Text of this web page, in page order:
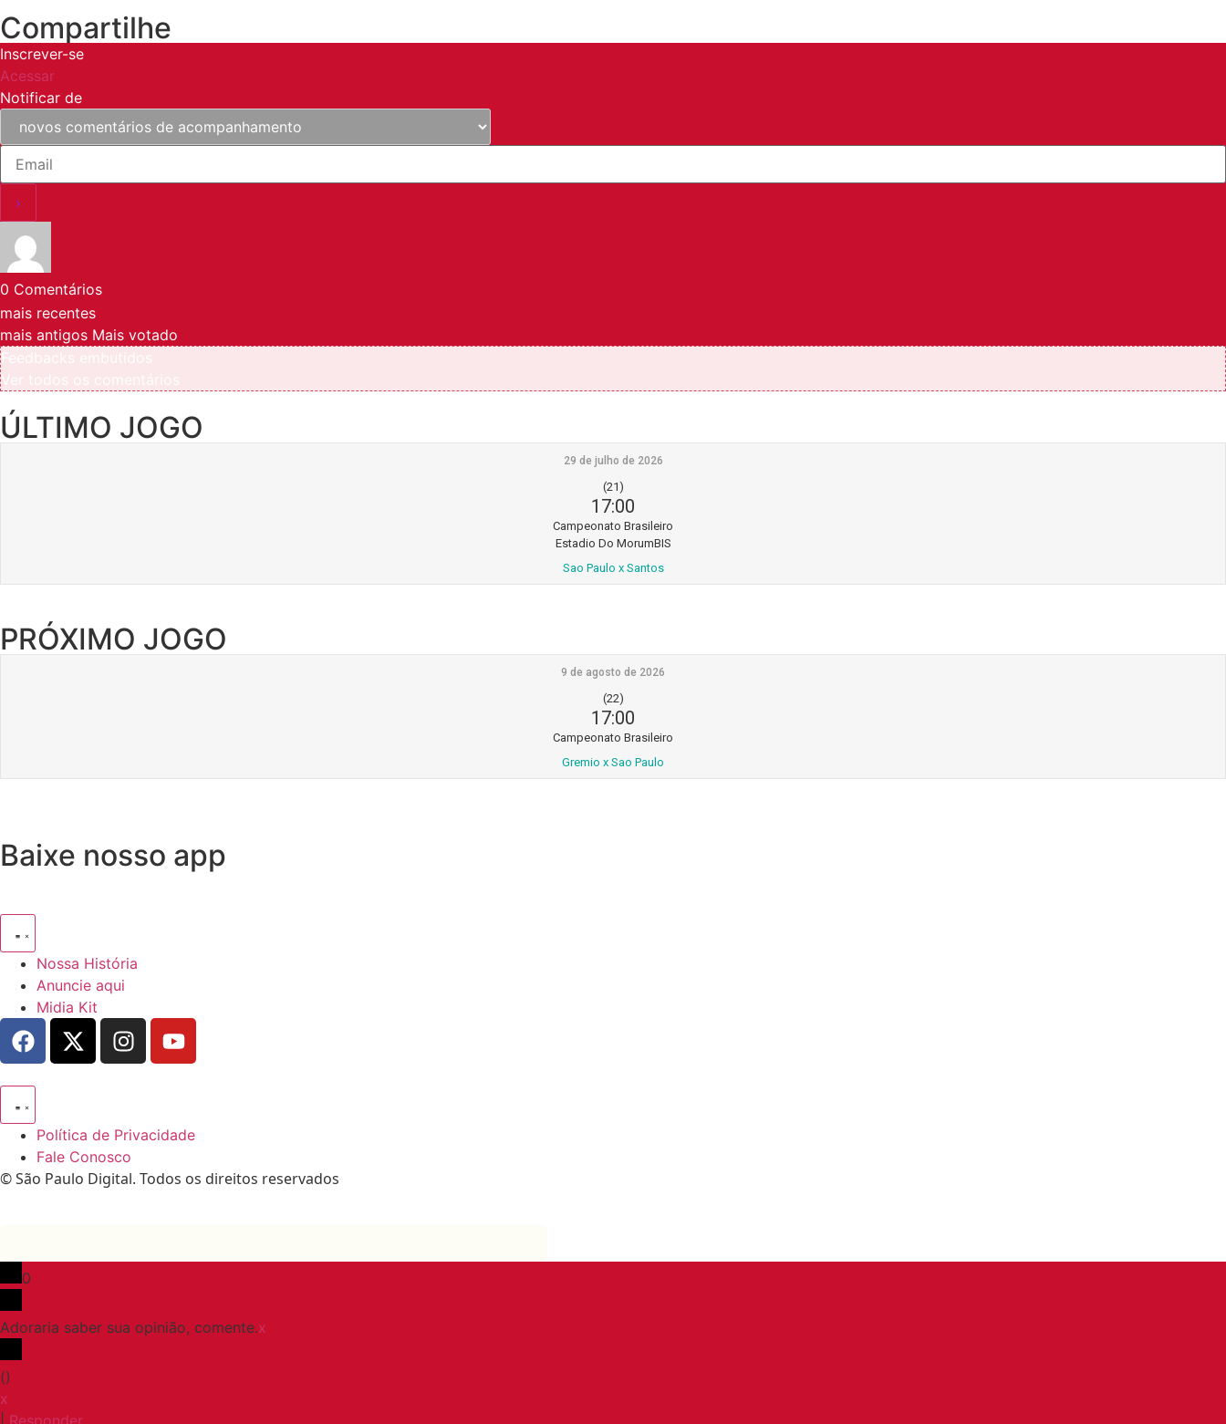
Compartilhe
Inscrever-se
Acessar
Notificar de
0 Comentários
mais recentes
mais antigos Mais votado
ÚLTIMO JOGO
29 de julho de 2026
(21)
17:00
Campeonato Brasileiro
Estadio Do MorumBIS
Sao Paulo x Santos
PRÓXIMO JOGO
9 de agosto de 2026
(22)
17:00
Campeonato Brasileiro
Gremio x Sao Paulo
Baixe nosso app
Nossa História
Anuncie aqui
Midia Kit
Política de Privacidade
Fale Conosco
© São Paulo Digital. Todos os direitos reservados
0
Adoraria saber sua opinião, comente.x
()
x
Responder